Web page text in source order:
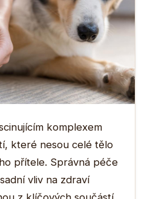
komplexem
které nesou celé tělo
přítele. Správná péče
vliv na zdraví